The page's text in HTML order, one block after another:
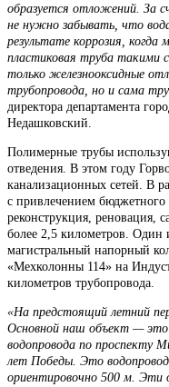
образуется отложений. За
не нужно забывать, что
результате коррозия,
пластиковая труба такими
только железнооксидные
трубопровода, но и сама
директора департамента
Недашковский.
Полимерные трубы
отведения. В этом году
канализационных сетей. В
с привлечением бюджетного
реконструкция, реновация,
более 2,5 километров.
магистральный напорный
«Мехколонны 114» на
километров трубопровода.
«На предстоящий летний
Основной наш объект — это
водопровода по проспекту
лет Победы. Это
ориентировочно 500 м. Эти